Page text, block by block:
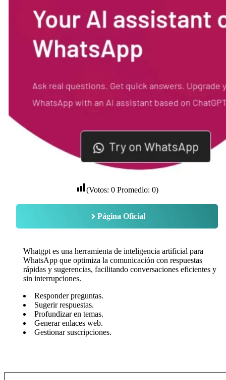
(Votos: 0Promedio: 0)
Página Oficial
Whatgpt es una herramienta de inteligencia artificial para
WhatsApp que optimiza la comunicación con respuestas
rápidas y sugerencias, facilitando conversaciones eficientes y
sin interrupciones.
Responder preguntas.
Sugerir respuestas.
Profundizar en temas.
Generar enlaces web.
Gestionar suscripciones.